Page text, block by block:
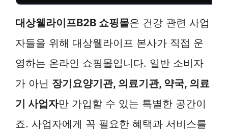
대상웰라이프B2B 쇼핑몰은 건강 관련 사업
자들을 위해 대상웰라이프 본사가 직접 운
영하는 온라인 쇼핑몰입니다. 일반 소비자
가 아닌 장기요양기관, 의료기관, 약국, 의료
기 사업자만 가입할 수 있는 특별한 공간이
죠. 사업자에게 꼭 필요한 혜택과 서비스를